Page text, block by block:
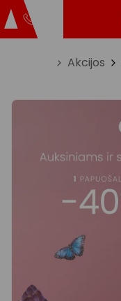
Akcijos